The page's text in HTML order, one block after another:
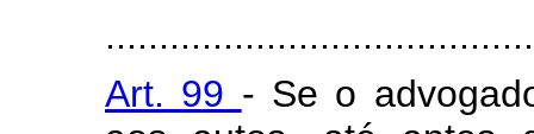
Art. 99 - Se o